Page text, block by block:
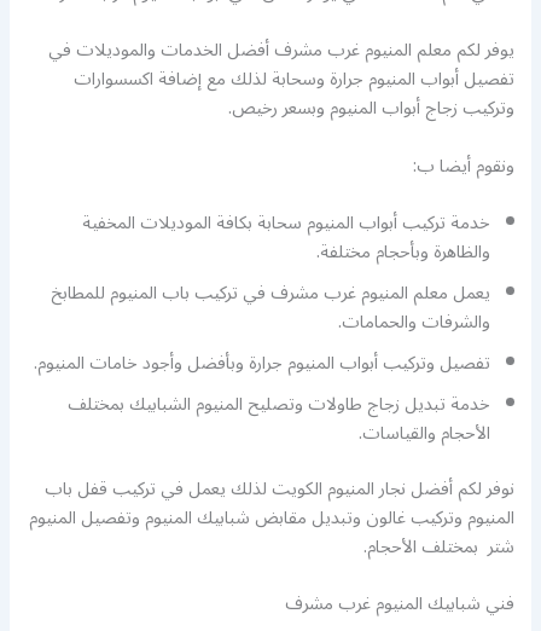
يوفر لكم معلم المنيوم غرب مشرف أفضل الخدمات والموديلات في
تفصيل أبواب المنيوم جرارة وسحابة لذلك مع إضافة اكسسوارات
وتركيب زجاج أبواب المنيوم وبسعر رخيص.
ونقوم أيضا ب:
خدمة تركيب أبواب المنيوم سحابة بكافة الموديلات المخفية
والظاهرة وبأحجام مختلفة.
يعمل معلم المنيوم غرب مشرف في تركيب باب المنيوم للمطابخ
والشرفات والحمامات.
تفصيل وتركيب أبواب المنيوم جرارة وبأفضل وأجود خامات المنيوم.
خدمة تبديل زجاج طاولات وتصليح المنيوم الشبابيك بمختلف
الأحجام والقياسات.
نوفر لكم أفضل نجار المنيوم الكويت لذلك يعمل في تركيب قفل باب
المنيوم وتركيب غالون وتبديل مقابض شبابيك المنيوم وتفصيل المنيوم
شتر بمختلف الأحجام.
فني شبابيك المنيوم غرب مشرف